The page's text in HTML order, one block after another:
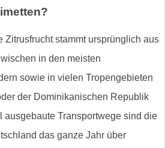
Zitrusfrucht stammt ursprünglich aus
in den meisten
sowie in vielen Tropengebieten
der Dominikanischen Republik
ausgebaute Transportwege sind die
das ganze Jahr über